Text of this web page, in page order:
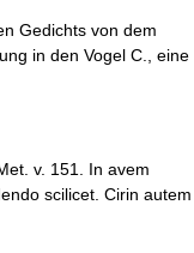
Gedichts von dem
in den Vogel C., eine
v. 151. In avem
scilicet. Cirin autem